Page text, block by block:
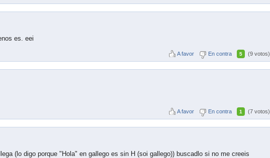
es. eei
A favor En contra 5 (9 votos)
A favor En contra 1 (7 votos)
(lo digo porque "Hola" en gallego es sin H (soi gallego)) buscadlo si no me creeis